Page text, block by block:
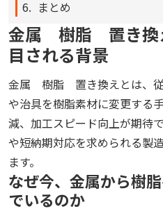
まとめ
金属 樹脂 置き換
目される背景
金属 樹脂 置き換えとは、従
や治具を樹脂素材に変更する
減、加工スピード向上が期待
や短納期対応を求められる製
ます。
なぜ今、金属から樹
でいるのか